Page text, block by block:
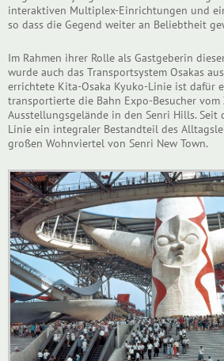
interaktiven Multiplex-Einrichtungen und
so dass die Gegend weiter an Beliebtheit
Im Rahmen ihrer Rolle als Gastgeberin
wurde auch das Transportsystem Osakas
errichtete Kita-Osaka Kyuko-Linie ist dafür
transportierte die Bahn Expo-Besucher vom
Ausstellungsgelände in den Senri Hills. Seit
Linie ein integraler Bestandteil des
großen Wohnviertel von Senri New Town.